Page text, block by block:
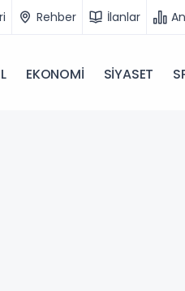
Rehber İlanlar
EKONOMİ SİYASET